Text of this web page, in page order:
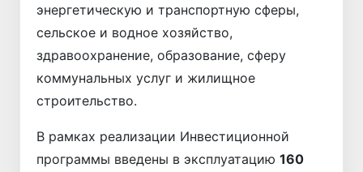
энергетическую и транспортную сферы,
сельское и водное хозяйство,
здравоохранение, образование, сферу
коммунальных услуг и жилищное
строительство.
В рамках реализации Инвестиционной
программы введены в эксплуатацию 160